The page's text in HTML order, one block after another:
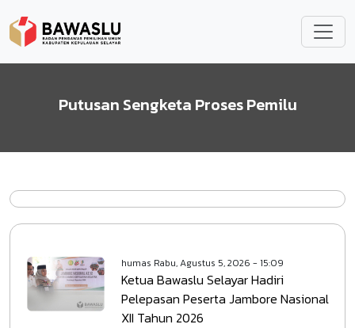
Putusan Sengketa Proses Pemilu
humas Rabu, Agustus 5, 2026 - 15:09
Ketua Bawaslu Selayar Hadiri
Pelepasan Peserta Jambore Nasional
XII Tahun 2026